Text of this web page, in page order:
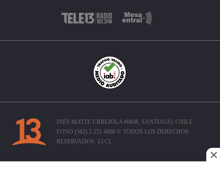
INÉS MATTE URREJOLA #0848, SANTIAGO, CHILE
FONO (562) 2 251 4000 © TODOS LOS DERECHOS
RESERVADOS. 13.CL